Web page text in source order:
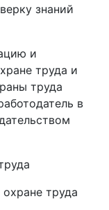
знаний
и
труда и
труда
в
труда